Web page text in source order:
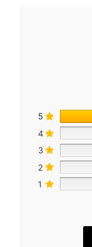
5
4
3
2
1